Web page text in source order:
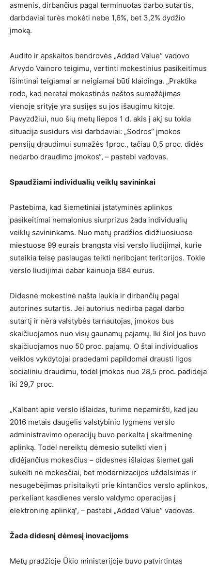
asmenis, dirbančius pagal terminuotas darbo sutartis,
darbdaviai turės mokėti nebe 1,6%, bet 3,2% dydžio
įmoką.
Audito ir apskaitos bendrovės „Added Value“ vadovo
Arvydo Vainoro teigimu, vertinti mokestinius pasikeitimus
išimtinai teigiamai ar neigiamai būti klaidinga. „Praktika
rodo, kad neretai mokestinės naštos sumažėjimas
vienoje srityje yra susijęs su jos išaugimu kitoje.
Pavyzdžiui, nuo šių metų liepos 1 d. akis į akį su tokia
situacija susidurs visi darbdaviai: „Sodros“ įmokos
pensijų draudimui sumažės 1proc., tačiau 0,5 proc. didės
nedarbo draudimo įmokos“, – pastebi vadovas.
Spaudžiami individualių veiklų savininkai
Pastebima, kad šiemetiniai įstatyminės aplinkos
pasikeitimai nemalonius siurprizus žada individualių
veiklų savininkams. Nuo metų pradžios didžiuosiuose
miestuose 99 eurais brangsta visi verslo liudijimai, kurie
suteikia teisę paslaugas teikti neribojant teritorijos. Tokie
verslo liudijimai dabar kainuoja 684 eurus.
Didesnė mokestinė našta laukia ir dirbančių pagal
autorines sutartis. Jei autorius nedirba pagal darbo
sutartį ir nėra valstybės tarnautojas, įmokos bus
skaičiuojamos nuo visų gaunamų pajamų. Iki šiol jos buvo
skaičiuojamos nuo 50 proc. pajamų. O štai individualios
veiklos vykdytojai pradedami papildomai drausti ligos
socialiniu draudimu, todėl įmokos nuo 28,5 proc. padidėja
iki 29,7 proc.
„Kalbant apie verslo išlaidas, turime nepamiršti, kad jau
2016 metais daugelis valstybinio lygmens verslo
administravimo operacijų buvo perkelta į skaitmeninę
aplinką. Todėl nereiktų dėmesio sutelkti vien į
didėjančius mokesčius – didesnes išlaidas šiemet gali
sukelti ne mokesčiai, bet modernizacijos uždelsimas ir
nesugebėjimas prisitaikyti prie kintančios verslo aplinkos,
perkeliant kasdienes verslo valdymo operacijas į
elektroninę aplinką“, – pastebi „Added Value“ vadovas.
Žada didesnį dėmesį inovacijoms
Metų pradžioje Ūkio ministerijoje buvo patvirtintas